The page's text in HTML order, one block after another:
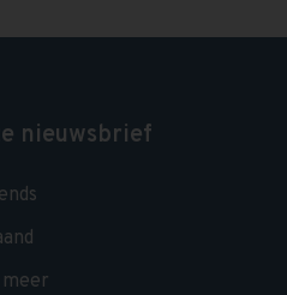
nieuwsbrief